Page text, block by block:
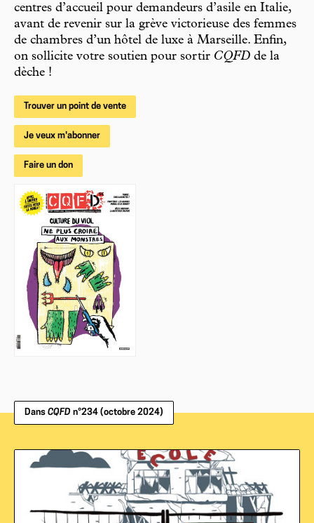
centres d’accueil pour demandeurs d’asile en Italie,
avant de revenir sur la grève victorieuse des femmes
de chambres d’un hôtel de luxe à Marseille. Enfin,
on sollicite votre soutien pour sortir CQFD de la
dèche !
Trouver un point de vente
Je veux m'abonner
Faire un don
Dans CQFD n°234 (octobre 2024)